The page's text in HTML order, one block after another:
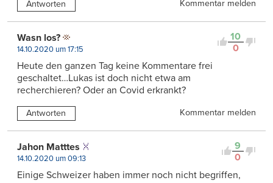
Antworten Kommentar melden
10
0
Wasn los?
14.10.2020 um 17:15
Heute den ganzen Tag keine Kommentare frei
geschaltet…Lukas ist doch nicht etwa am
recherchieren? Oder an Covid erkrankt?
Antworten Kommentar melden
9
0
Jahon Matttes
14.10.2020 um 09:13
Einige Schweizer haben immer noch nicht begriffen,